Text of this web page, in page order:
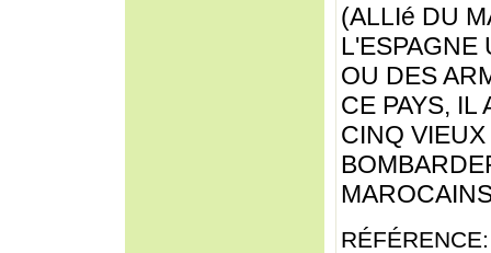
(ALLIé DU
L'ESPAGNE
OU DES
CE PAYS, IL
CINQ